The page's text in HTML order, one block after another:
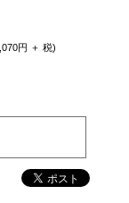
円 ＋ 税)